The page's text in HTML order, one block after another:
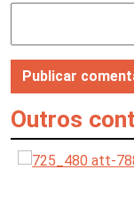
Outros